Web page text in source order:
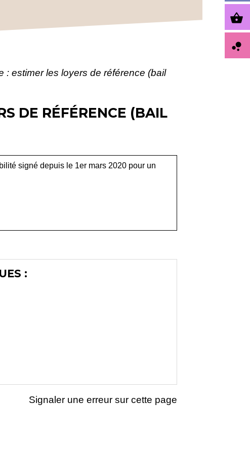
: estimer les loyers de référence (bail
DE RÉFÉRENCE (BAIL
signé depuis le 1ermars 2020 pour un
:
Signaler une erreur sur cette page
shopping_basket
bubble_chart